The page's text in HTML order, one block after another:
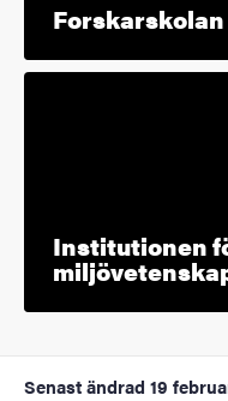
Forskarskolan
Institutionen
Senast ändrad 19